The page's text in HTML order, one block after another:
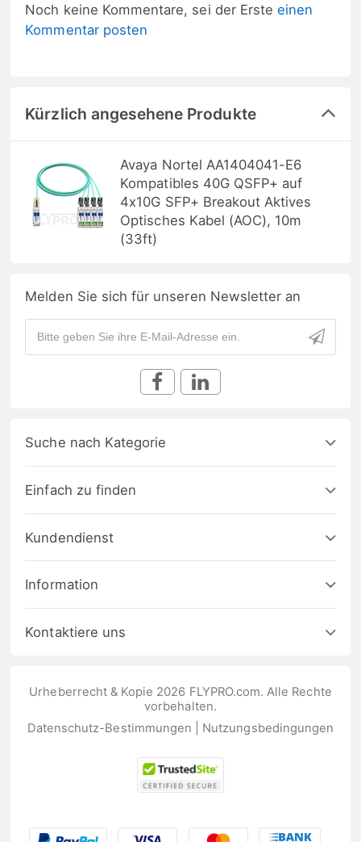
Noch keine Kommentare, sei der Ersteeinen
Kommentar posten
Kürzlich angesehene Produkte
Avaya Nortel AA1404041-E6
Kompatibles 40G QSFP+ auf
4x10G SFP+ Breakout Aktives
Optisches Kabel (AOC), 10m
(33ft)
Melden Sie sich für unseren Newsletter an
Suche nach Kategorie
Einfach zu finden
Kundendienst
Information
Kontaktiere uns
Urheberrecht & Kopie 2026 FLYPRO.com. Alle Rechte
vorbehalten.
Datenschutz-Bestimmungen
Nutzungsbedingungen